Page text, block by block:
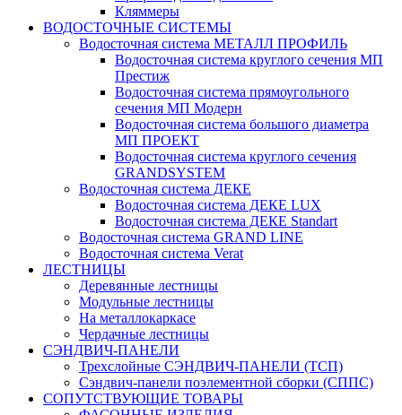
Кляммеры
ВОДОСТОЧНЫЕ СИСТЕМЫ
Водосточная система МЕТАЛЛ ПРОФИЛЬ
Водосточная система круглого сечения МП
Престиж
Водосточная система прямоугольного
сечения МП Модерн
Водосточная система большого диаметра
МП ПРОЕКТ
Водосточная система круглого сечения
GRANDSYSTEM
Водосточная система ДЕКЕ
Водосточная система ДЕКЕ LUX
Водосточная система ДЕКЕ Standart
Водосточная система GRAND LINE
Водосточная система Verat
ЛЕСТНИЦЫ
Деревянные лестницы
Модульные лестницы
На металлокаркасе
Чердачные лестницы
СЭНДВИЧ-ПАНЕЛИ
Трехслойные СЭНДВИЧ-ПАНЕЛИ (ТСП)
Сэндвич-панели поэлементной сборки (СППС)
СОПУТСТВУЮЩИЕ ТОВАРЫ